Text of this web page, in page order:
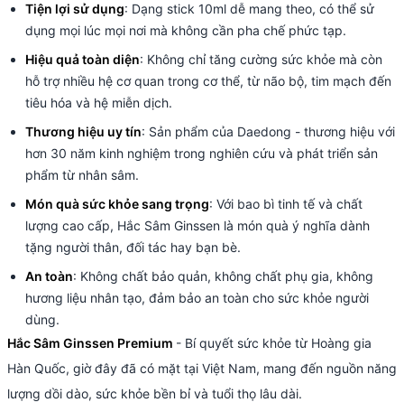
Tiện lợi sử dụng: Dạng stick 10ml dễ mang theo, có thể sử
dụng mọi lúc mọi nơi mà không cần pha chế phức tạp.
Hiệu quả toàn diện: Không chỉ tăng cường sức khỏe mà còn
hỗ trợ nhiều hệ cơ quan trong cơ thể, từ não bộ, tim mạch đến
tiêu hóa và hệ miễn dịch.
Thương hiệu uy tín: Sản phẩm của Daedong - thương hiệu với
hơn 30 năm kinh nghiệm trong nghiên cứu và phát triển sản
phẩm từ nhân sâm.
Món quà sức khỏe sang trọng: Với bao bì tinh tế và chất
lượng cao cấp, Hắc Sâm Ginssen là món quà ý nghĩa dành
tặng người thân, đối tác hay bạn bè.
An toàn: Không chất bảo quản, không chất phụ gia, không
hương liệu nhân tạo, đảm bảo an toàn cho sức khỏe người
dùng.
Hắc Sâm Ginssen Premium - Bí quyết sức khỏe từ Hoàng gia
Hàn Quốc, giờ đây đã có mặt tại Việt Nam, mang đến nguồn năng
lượng dồi dào, sức khỏe bền bỉ và tuổi thọ lâu dài.